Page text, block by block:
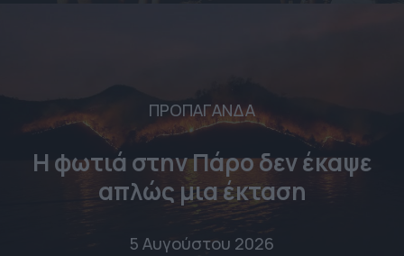
ΠΡΟΠΑΓΑΝΔΑ
Η φωτιά στην Πάρο δεν έκαψε
απλώς μια έκταση
5 Αυγούστου 2026